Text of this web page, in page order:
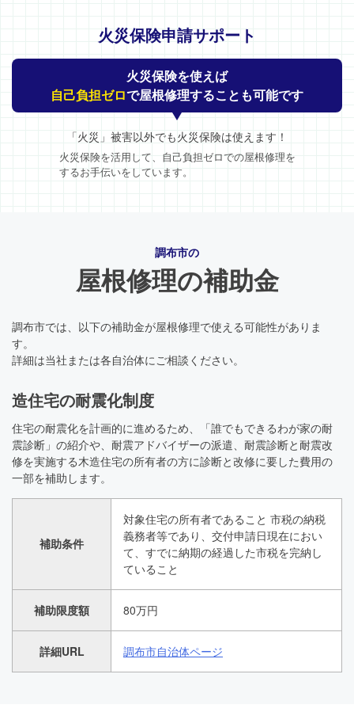
火災保険申請サポート
火災保険を使えば
自己負担ゼロで屋根修理することも可能です
「火災」被害以外でも火災保険は使えます！
火災保険を活用して、自己負担ゼロでの屋根修理を
するお手伝いをしています。
調布市の
屋根修理の補助金
調布市では、以下の補助金が屋根修理で使える可能性がありま
す。
詳細は当社または各自治体にご相談ください。
造住宅の耐震化制度
住宅の耐震化を計画的に進めるため、「誰でもできるわが家の耐
震診断」の紹介や、耐震アドバイザーの派遣、耐震診断と耐震改
修を実施する木造住宅の所有者の方に診断と改修に要した費用の
一部を補助します。
補助条件
対象住宅の所有者であること 市税の納税
義務者等であり、交付申請日現在におい
て、すでに納期の経過した市税を完納し
ていること
補助限度額 80万円
詳細URL 調布市自治体ページ